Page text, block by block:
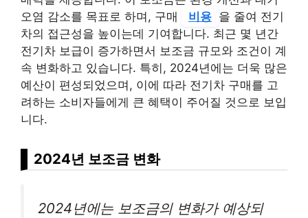
오염 감소를 목표로 하며, 구매
비용 을 줄여 전기
차의 접근성을 높이는데 기여합니다. 최근 몇 년간
전기차 보급이 증가하면서 보조금 규모와 조건이 계
속 변화하고 있습니다. 특히, 2024년에는 더욱 많은
예산이 편성되었으며, 이에 따라 전기차 구매를 고
려하는 소비자들에게 큰 혜택이 주어질 것으로 보입
니다.
2024년 보조금 변화
2024년에는 보조금의 변화가 예상되